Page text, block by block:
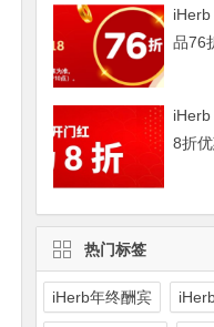
品76
8折
热门标签
iHerb年终酬宾